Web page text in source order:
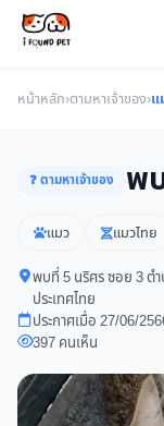
หน้าหลัก›ตามหาเจ้าของ›แ
❓ ตามหาเจ้าของ พ
แมว แมวไทย
พบที่ 5 นริศร ซอย 3 ต
ประเทศไทย
ประกาศเมื่อ 27/06/
397 คนเห็น